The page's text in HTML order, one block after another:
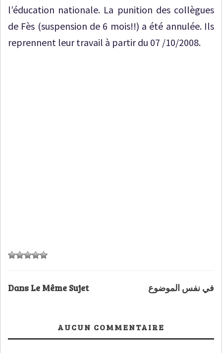
l’éducation nationale. La punition des collègues
de Fès (suspension de 6 mois!!) a été annulée. Ils
reprennent leur travail à partir du 07 /10/2008.
Dans Le Même Sujet في نفس الموضوع
AUCUN COMMENTAIRE